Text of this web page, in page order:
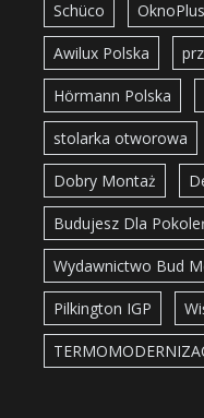
Schüco OknoPlus
Awilux Polska
Hörmann Polska
stolarka otworowa
Dobry Montaż
Budujesz Dla
Wydawnictwo Bud
Pilkington IGP